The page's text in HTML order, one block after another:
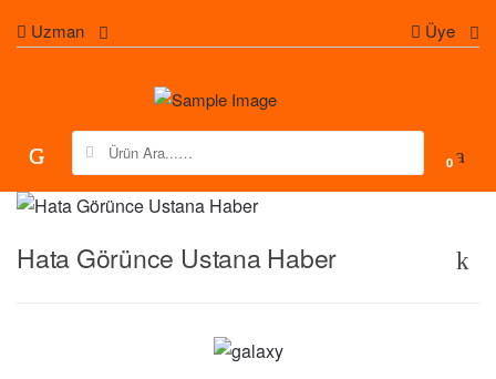
Uzman Üye
Search for:
0
Hata Görünce Ustana Haber